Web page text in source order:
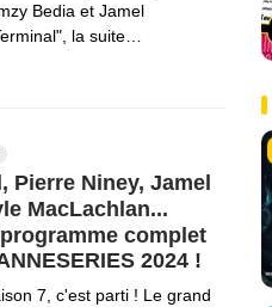
Bedia et Jamel
la suite…
Pierre Niney, Jamel
MacLachlan...
complet
2024 !
7, c'est parti ! Le grand